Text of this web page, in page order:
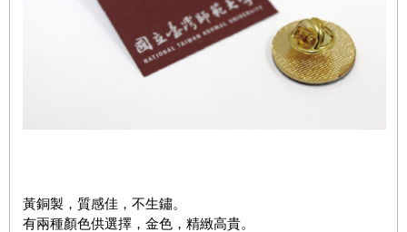
黃銅製，質感佳，不生鏽。
有兩種顏色供選擇，金色，精緻高貴。